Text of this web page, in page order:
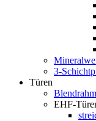
3-
Türen
EHF-